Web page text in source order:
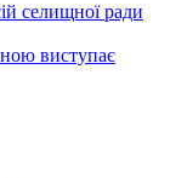
селищної ради
виступає